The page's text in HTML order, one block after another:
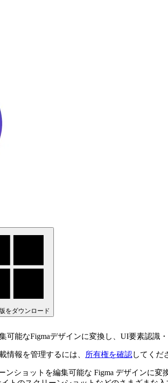
をダウンロード
可能なFigmaデザインに変換し、UI要素認識
情報を管理するには、 所有権を確認してくだ
ンショットを編集可能な Figma デザインに